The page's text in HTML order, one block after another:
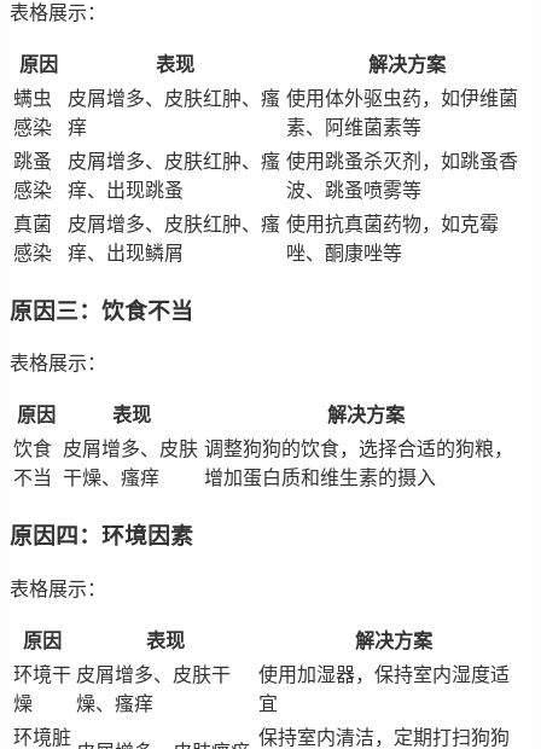
表格展示：
原因 表现
解决方案
螨虫
感染
皮屑增多、皮肤红肿、瘙
痒
使用体外驱虫药，如伊维菌
素、阿维菌素等
跳蚤
感染
皮屑增多、皮肤红肿、瘙
痒、出现跳蚤
使用跳蚤杀灭剂，如跳蚤香
波、跳蚤喷雾等
真菌
感染
皮屑增多、皮肤红肿、瘙
痒、出现鳞屑
使用抗真菌药物，如克霉
唑、酮康唑等
原因三：饮食不当
表格展示：
原因 表现
解决方案
饮食
不当
皮屑增多、皮肤
干燥、瘙痒
调整狗狗的饮食，选择合适的狗粮，
增加蛋白质和维生素的摄入
原因四：环境因素
表格展示：
原因 表现
解决方案
环境干
燥
皮屑增多、皮肤干
燥、瘙痒
使用加湿器，保持室内湿度适
宜
环境脏
保持室内清洁，定期打扫狗狗